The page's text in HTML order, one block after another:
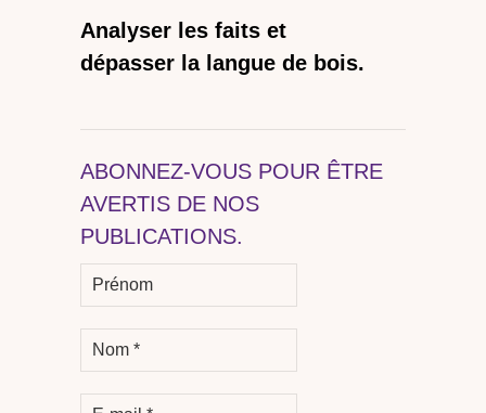
Analyser les faits et
dépasser la langue de bois.
ABONNEZ-VOUS POUR ÊTRE
AVERTIS DE NOS
PUBLICATIONS.